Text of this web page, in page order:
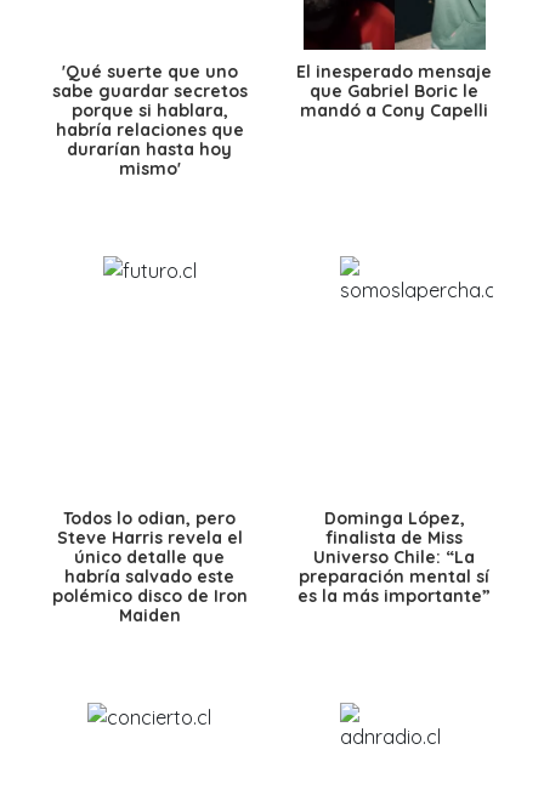
'Qué suerte que uno
sabe guardar secretos
porque si hablara,
habría relaciones que
durarían hasta hoy
mismo'
El inesperado mensaje
que Gabriel Boric le
mandó a Cony Capelli
Todos lo odian, pero
Steve Harris revela el
único detalle que
habría salvado este
polémico disco de Iron
Maiden
Dominga López,
finalista de Miss
Universo Chile: “La
preparación mental sí
es la más importante”